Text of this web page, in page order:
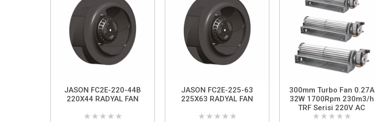
JASON FC2E-220-44B
220X44 RADYAL FAN
★ ★ ★ ★ ★
JASON FC2E-225-63
225X63 RADYAL FAN
★ ★ ★ ★ ★
300mm Turbo Fan 0.27A
32W 1700Rpm 230m3/h
TRF Serisi 220V AC
★ ★ ★ ★ ★